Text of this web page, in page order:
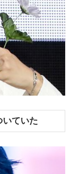
いていた